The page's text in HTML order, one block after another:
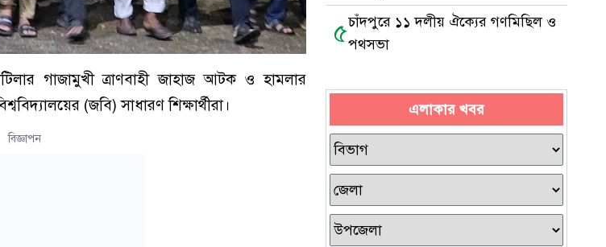
গাজামুখী ত্রাণবাহী জাহাজ আটক ও হামলার
(জবি) সাধারণ শিক্ষার্থীরা।
বিজ্ঞাপন
৫চাঁদপুরে ১১ দলীয় ঐক্যের গণমিছিল ও
পথসভা
এলাকার খবর